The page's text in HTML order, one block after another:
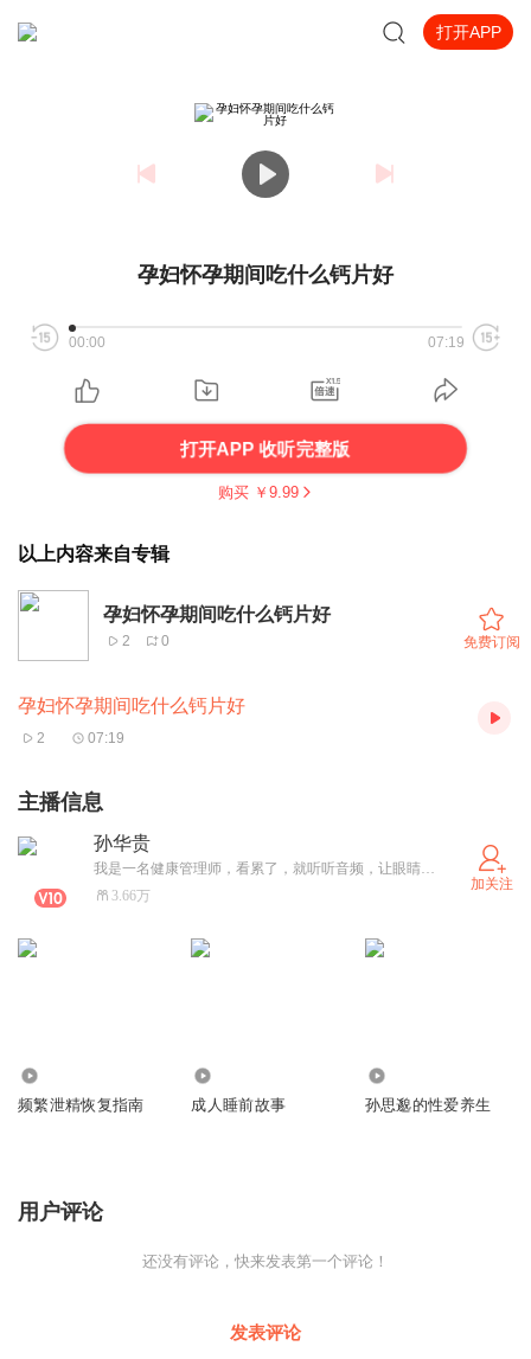
打开APP
孕妇怀孕期间吃什么钙片好
00:00 07:19
打开APP 收听完整版
购买 ￥ 9.99
以上内容来自专辑
孕妇怀孕期间吃什么钙片好
2 0 免费订阅
孕妇怀孕期间吃什么钙片好
2 07:19
主播信息
孙华贵
我是一名健康管理师，看累了，就听听音频，让眼睛休息一下。
3.66万
加关注
频繁泄精恢复指南 成人睡前故事 孙思邈的性爱养生
用户评论
还没有评论，快来发表第一个评论！
发表评论